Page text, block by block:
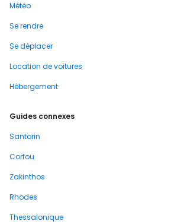
Météo
Se rendre
Se déplacer
Location de voitures
Hébergement
Guides connexes
Santorin
Corfou
Zakinthos
Rhodes
Thessalonique